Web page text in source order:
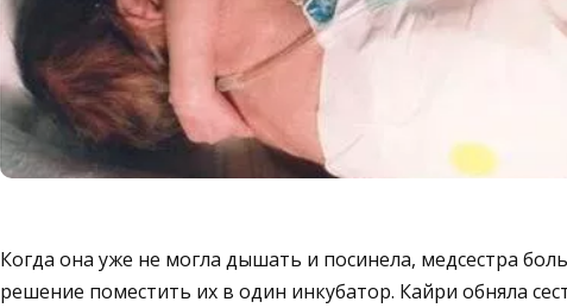
Когда она уже не могла дышать и посинела, медсестра
решение поместить их в один инкубатор. Кайри обняла